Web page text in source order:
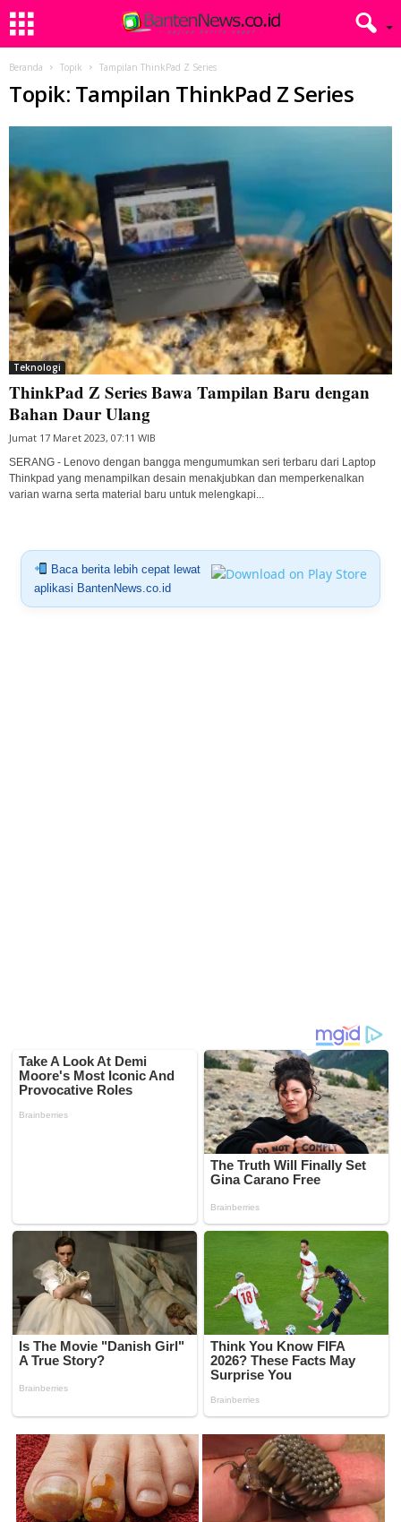
Beranda Topik Tampilan ThinkPad Z Series
Topik: Tampilan ThinkPad Z Series
Teknologi
ThinkPad Z Series Bawa Tampilan Baru dengan
Bahan Daur Ulang
Jumat 17 Maret 2023, 07:11 WIB
SERANG - Lenovo dengan bangga mengumumkan seri terbaru dari Laptop
Thinkpad yang menampilkan desain menakjubkan dan memperkenalkan
varian warna serta material baru untuk melengkapi...
Baca berita lebih cepat lewat
aplikasi BantenNews.co.id